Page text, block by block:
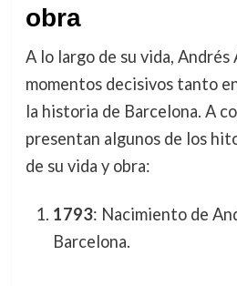
obra
A lo largo de su vida,
momentos decisivos tanto
la historia de Barcelona. A
presentan algunos de los
de su vida y obra:
1793: Nacimiento de
Barcelona.